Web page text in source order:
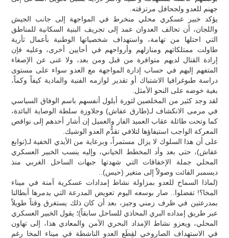
جهنم للعدو ولجحافل مرتزقته.
يؤكد خبير عسكري محلي منخرط في المواجهة إلى جانب الجيش
واللجان، أن تحالف العدوان عمد إلى تجريف البنية السكانية للمناطق
التي احتلها من تهامة، واستهداف شخصياتها الوطنية بأعمال ثأرية
طاولت ممتلكاتهم ومنازلهم وأرواحهم في أحايين أخرى، وعليه فإن
إرادة القتال لديهم متوافرة من قبل ومن بعد، ولا غنى عن الإصغاء
المتفهم إليهم في حساب إدارة المواجهة مع العدو سواء على مستوى
دراسة طبوغرافيا الاشتباك أو تقدير لوازمه الفنية والمادية كيفاً وكماً،
بغية خوضه على النحو الأمثل.
لقد وجد كثير من المخلصين لثورة أيلول أنفسهم باسم الوفاق السياسي
في مرمى الانكشاف لـ(طارق عفاش) وجلاوزة سلطة الوصاية البائدة،
كما وتحت طائلة عقاب العميد الفار والعميل إن أشار أحدهم إلى نواقص
المعركة الواجب استيفاؤها لتلافي تقدُّم العدو الوشيك.
على أن هذا السلوك لا يزال مستمراً، وبرعاية من الأيدي الخفية لـ(توابع
عفاش)، حتى بعد وأد المخطط الخياني، وإليه ينسب الخبير العسكري
المحلي جملة الإخفاقات التي شهدتها جبهات الساحل الغربي منذ
ديسمبر الفائت وصولاًَ إلى متغير (حيس)..
(لماذا السماح للعدو بمزاولة نشاط إمدادات عسكرية آمنة في ميناء
المخا؟! تفضلوا.. صار بوسعه اليوم تعويض المدرعة التي يدمرها أبطالنا
بمدرعتين في ظرف زمني وجيز، بعد أن كان ذلك يستغرق وقتاً طويلاً
عبر طريق إمداده البري المحاذي للساحل سابقاً)؛ يقول الخبير العسكري
المحلي، ويعزو نشاط الإمداد البحري الآمن والمعادي هذا، إلى تهاون
في الاستهداف الصاروخي لقِطَع العدو الناشطة في ميناء المخا رغم